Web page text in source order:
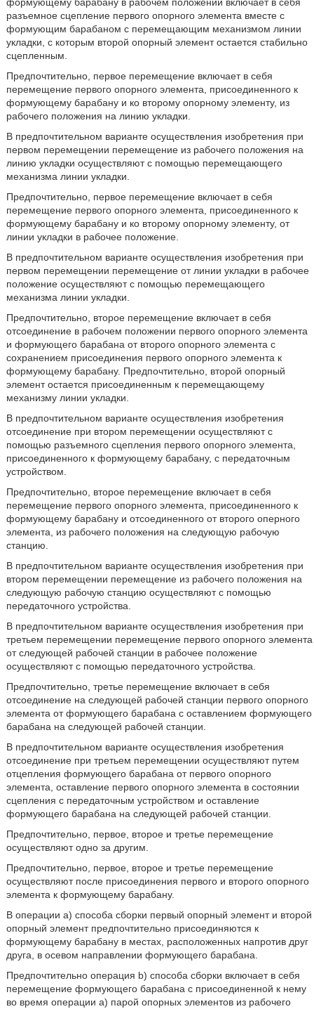
разъемное сцепление первого опорного элемента вместе с
формующим барабаном с перемещающим механизмом линии
укладки, с которым второй опорный элемент остается стабильно
сцепленным.
Предпочтительно, первое перемещение включает в себя
перемещение первого опорного элемента, присоединенного к
формующему барабану и ко второму опорному элементу, из
рабочего положения на линию укладки.
В предпочтительном варианте осуществления изобретения при
первом перемещении перемещение из рабочего положения на
линию укладки осуществляют с помощью перемещающего
механизма линии укладки.
Предпочтительно, первое перемещение включает в себя
перемещение первого опорного элемента, присоединенного к
формующему барабану и ко второму опорному элементу, от
линии укладки в рабочее положение.
В предпочтительном варианте осуществления изобретения при
первом перемещении перемещение от линии укладки в рабочее
положение осуществляют с помощью перемещающего
механизма линии укладки.
Предпочтительно, второе перемещение включает в себя
отсоединение в рабочем положении первого опорного элемента
и формующего барабана от второго опорного элемента с
сохранением присоединения первого опорного элемента к
формующему барабану. Предпочтительно, второй опорный
элемент остается присоединенным к перемещающему
механизму линии укладки.
В предпочтительном варианте осуществления изобретения
отсоединение при втором перемещении осуществляют с
помощью разъемного сцепления первого опорного элемента,
присоединенного к формующему барабану, с передаточным
устройством.
Предпочтительно, второе перемещение включает в себя
перемещение первого опорного элемента, присоединенного к
формующему барабану и отсоединенного от второго оперного
элемента, из рабочего положения на следующую рабочую
станцию.
В предпочтительном варианте осуществления изобретения при
втором перемещении перемещение из рабочего положения на
следующую рабочую станцию осуществляют с помощью
передаточного устройства.
В предпочтительном варианте осуществления изобретения при
третьем перемещении перемещение первого опорного элемента
от следующей рабочей станции в рабочее положение
осуществляют с помощью передаточного устройства.
Предпочтительно, третье перемещение включает в себя
отсоединение на следующей рабочей станции первого опорного
элемента от формующего барабана с оставлением формующего
барабана на следующей рабочей станции.
В предпочтительном варианте осуществления изобретения
отсоединение при третьем перемещении осуществляют путем
отцепления формующего барабана от первого опорного
элемента, оставление первого опорного элемента в состоянии
сцепления с передаточным устройством и оставление
формующего барабана на следующей рабочей станции.
Предпочтительно, первое, второе и третье перемещение
осуществляют одно за другим.
Предпочтительно, первое, второе и третье перемещение
осуществляют после присоединения первого и второго опорного
элемента к формующему барабану.
В операции а) способа сборки первый опорный элемент и второй
опорный элемент предпочтительно присоединяются к
формующему барабану в местах, расположенных напротив друг
друга, в осевом направлении формующего барабана.
Предпочтительно операция b) способа сборки включает в себя
перемещение формующего барабана с присоединенной к нему
во время операции а) парой опорных элементов из рабочего